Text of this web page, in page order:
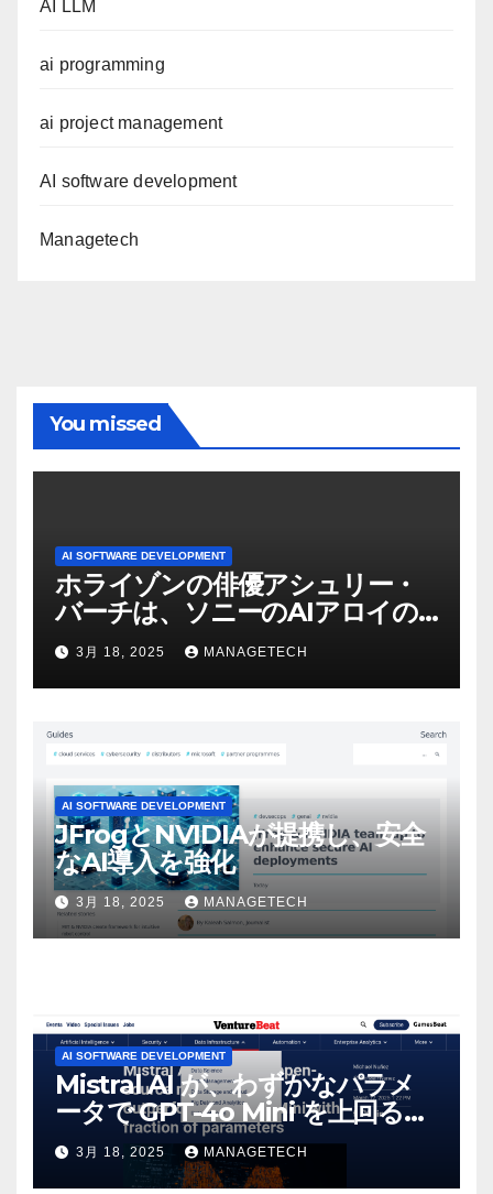
AI LLM
ai programming
ai project management
AI software development
Managetech
You missed
AI SOFTWARE DEVELOPMENT
ホライゾンの俳優アシュリー・
バーチは、ソニーのAIアロイの
ビデオを見て「ゲームパフォー
マンスという芸術形式に不安を
感じた」と語る – IGN
3月 18, 2025 MANAGETECH
AI SOFTWARE DEVELOPMENT
JFrogとNVIDIAが提携し、安全
なAI導入を強化
3月 18, 2025 MANAGETECH
AI SOFTWARE DEVELOPMENT
Mistral AI が、わずかなパラメ
ータで GPT-4o Mini を上回る新
しいオープンソース モデルをリ
リース | VentureBeat
3月 18, 2025 MANAGETECH